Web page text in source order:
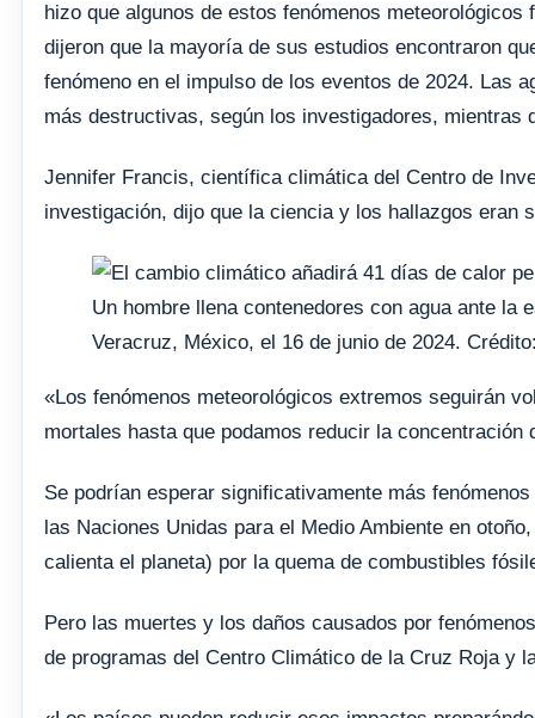
hizo que algunos de estos fenómenos
dijeron que la mayoría de sus estudios encontraron
fenómeno en el impulso de los eventos de 2024. Las
más destructivas, según los investigadores,
Jennifer Francis, científica climática del Centro de
investigación, dijo que la ciencia y los hallazgos eran
Un hombre llena contenedores con agua ante
Veracruz, México, el 16 de junio de 2024.
«Los fenómenos meteorológicos extremos seguirán
mortales hasta que podamos reducir la
Se podrían esperar significativamente más
las Naciones Unidas para el Medio Ambiente en
calienta el planeta) por la quema de combustibles
Pero las muertes y los daños causados ​​por
de programas del Centro Climático de la Cruz Roja y